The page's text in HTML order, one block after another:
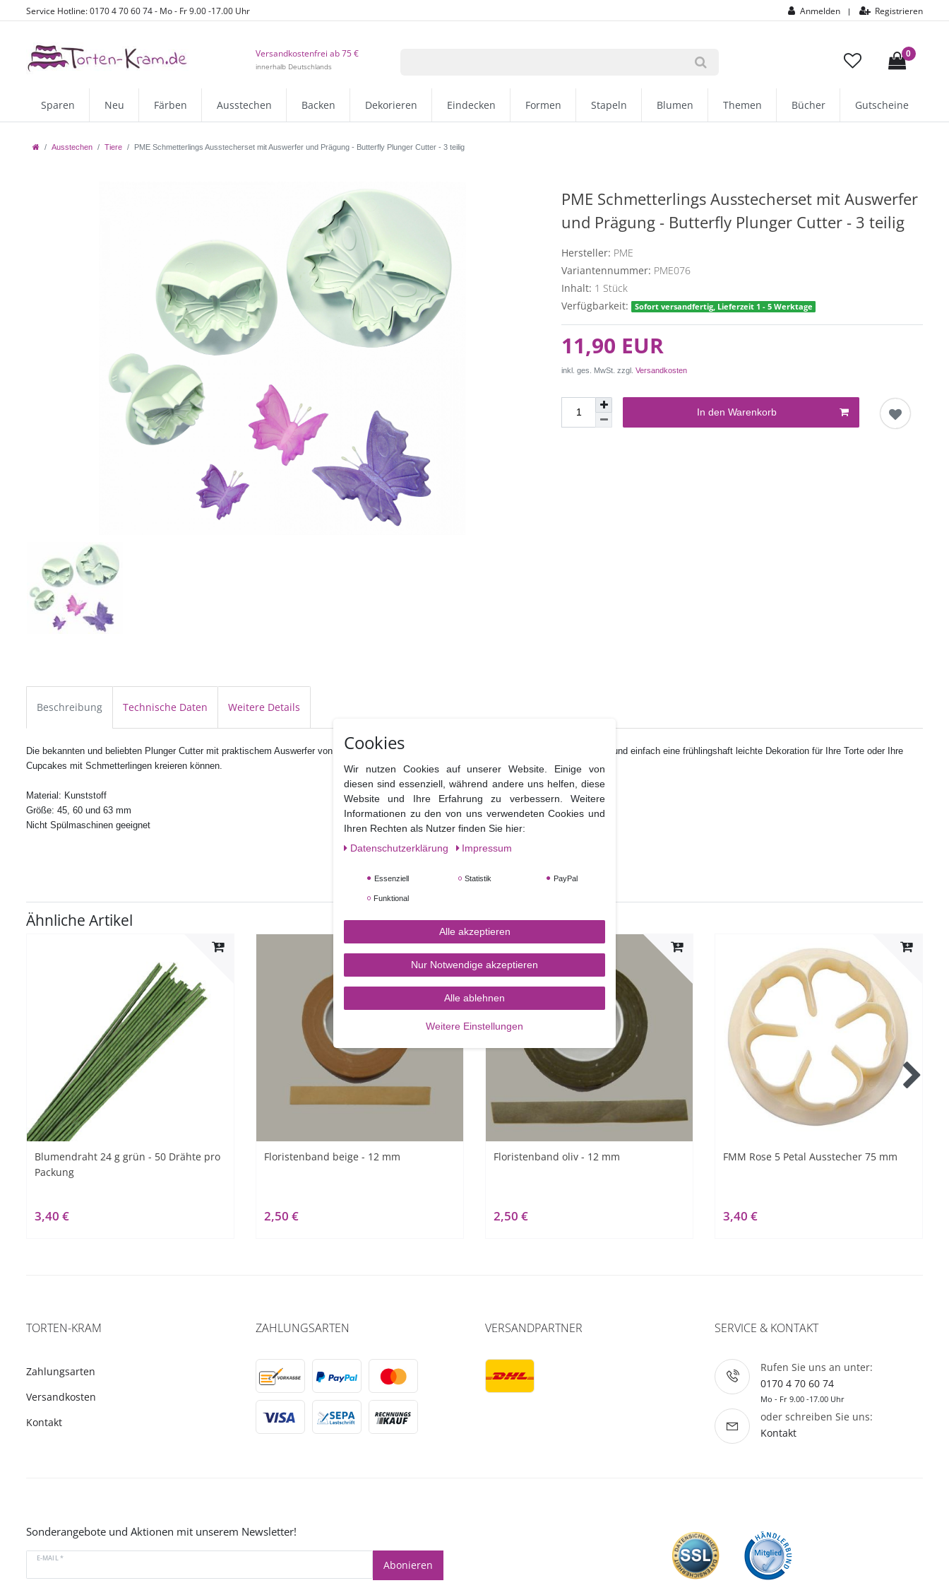
Service Hotline: 0170 4 70 60 74 - Mo - Fr 9.00 -17.00 Uhr Anmelden | Registrieren
Versandkostenfrei ab 75 €
innerhalb Deutschlands
0
Sparen Neu Färben Ausstechen Backen Dekorieren Eindecken Formen Stapeln Blumen Themen Bücher Gutscheine
Ausstechen Tiere PME Schmetterlings Ausstecherset mit Auswerfer und Prägung - Butterfly Plunger Cutter - 3 teilig
PME Schmetterlings Ausstecherset mit Auswerfer
und Prägung - Butterfly Plunger Cutter - 3 teilig
Hersteller: PME
Variantennummer: PME076
Inhalt: 1 Stück
Verfügbarkeit:
Sofort versandfertig, Lieferzeit 1 - 5 Werktage
11,90 EUR
inkl. ges. MwSt. zzgl.Versandkosten
In den Warenkorb
Beschreibung Technische Daten Weitere Details
Die bekannten und beliebten Plunger Cutter mit praktischem Auswerfer von PME vereinen Ausstecher und Prägewerkzeug, so dass sie schnell und einfach eine frühlingshaft leichte Dekoration für Ihre Torte oder Ihre
Cupcakes mit Schmetterlingen kreieren können.
Material: Kunststoff
Größe: 45, 60 und 63 mm
Nicht Spülmaschinen geeignet
Ähnliche Artikel
Blumendraht 24 g grün - 50 Drähte pro
Packung
3,40 €
Floristenband beige - 12 mm
2,50 €
Floristenband oliv - 12 mm
2,50 €
FMM Rose 5 Petal Ausstecher 75 mm
3,40 €
TORTEN-KRAM
Zahlungsarten
Versandkosten
Kontakt
ZAHLUNGSARTEN VERSANDPARTNER SERVICE & KONTAKT
Rufen Sie uns an unter:
0170 4 70 60 74
Mo - Fr 9.00 -17.00 Uhr
oder schreiben Sie uns:
Kontakt
Sonderangebote und Aktionen mit unserem Newsletter!
E-MAIL *
Abonieren
Cookies
Wir nutzen Cookies auf unserer Website. Einige von
diesen sind essenziell, während andere uns helfen, diese
Website und Ihre Erfahrung zu verbessern. Weitere
Informationen zu den von uns verwendeten Cookies und
Ihren Rechten als Nutzer finden Sie hier:
Daten­schutz­erklärung
Impressum
Essenziell Statistik PayPal
Funktional
Alle akzeptieren
Nur Notwendige akzeptieren
Alle ablehnen
Weitere Einstellungen